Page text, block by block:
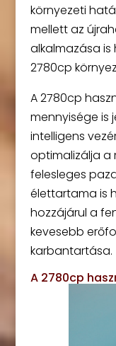
környezeti
mellett az
alkalmazása
2780cp
A 2780cp
mennyisége is
intelligens
optimalizálja a
felesleges
élettartama is
hozzájárul a
kevesebb
karbantartása.
A 2780cp